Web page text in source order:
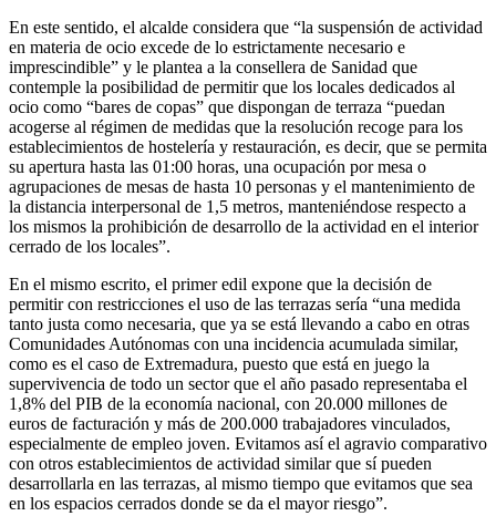
En este sentido, el alcalde considera que “la suspensión de actividad
en materia de ocio excede de lo estrictamente necesario e
imprescindible” y le plantea a la consellera de Sanidad que
contemple la posibilidad de permitir que los locales dedicados al
ocio como “bares de copas” que dispongan de terraza “puedan
acogerse al régimen de medidas que la resolución recoge para los
establecimientos de hostelería y restauración, es decir, que se permita
su apertura hasta las 01:00 horas, una ocupación por mesa o
agrupaciones de mesas de hasta 10 personas y el mantenimiento de
la distancia interpersonal de 1,5 metros, manteniéndose respecto a
los mismos la prohibición de desarrollo de la actividad en el interior
cerrado de los locales”.
En el mismo escrito, el primer edil expone que la decisión de
permitir con restricciones el uso de las terrazas sería “una medida
tanto justa como necesaria, que ya se está llevando a cabo en otras
Comunidades Autónomas con una incidencia acumulada similar,
como es el caso de Extremadura, puesto que está en juego la
supervivencia de todo un sector que el año pasado representaba el
1,8% del PIB de la economía nacional, con 20.000 millones de
euros de facturación y más de 200.000 trabajadores vinculados,
especialmente de empleo joven. Evitamos así el agravio comparativo
con otros establecimientos de actividad similar que sí pueden
desarrollarla en las terrazas, al mismo tiempo que evitamos que sea
en los espacios cerrados donde se da el mayor riesgo”.